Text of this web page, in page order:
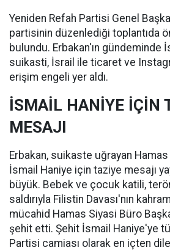
Yeniden Refah Partisi Genel
partisinin düzenlediği toplantıda
bulundu. Erbakan'ın gündeminde
suikasti, İsrail ile ticaret ve
erişim engeli yer aldı.
İSMAİL HANİYE İÇİN
MESAJI
Erbakan, suikaste uğrayan Hamas
İsmail Haniye için taziye mesajı
büyük. Bebek ve çocuk katili,
saldırıyla Filistin Davası'nın
mücahid Hamas Siyasi Büro
şehit etti. Şehit İsmail Haniye'ye
Partisi camiası olarak en içten